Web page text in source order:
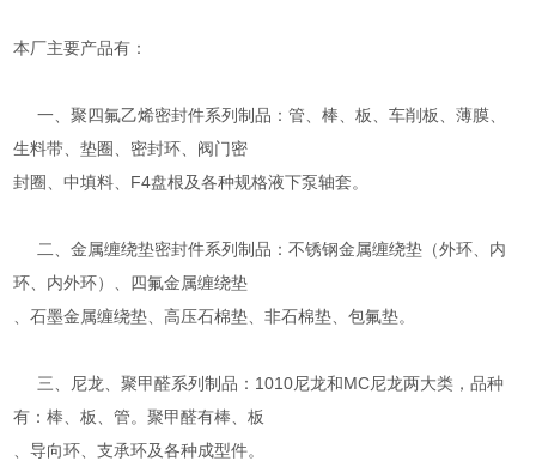
本厂主要产品有：
一、聚四氟乙烯密封件系列制品：管、棒、板、车削板、薄膜、
生料带、垫圈、密封环、阀门密
封圈、中填料、F4盘根及各种规格液下泵轴套。
二、金属缠绕垫密封件系列制品：不锈钢金属缠绕垫（外环、内
环、内外环）、四氟金属缠绕垫
、石墨金属缠绕垫、高压石棉垫、非石棉垫、包氟垫。
三、尼龙、聚甲醛系列制品：1010尼龙和MC尼龙两大类，品种
有：棒、板、管。聚甲醛有棒、板
、导向环、支承环及各种成型件。